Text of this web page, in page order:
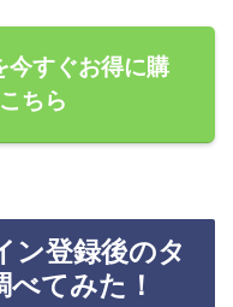
今すぐお得に購
ちら
ン登録後のタ
てみた！